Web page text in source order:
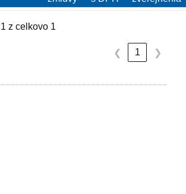
z celkovo 1
❮ 1 ❯